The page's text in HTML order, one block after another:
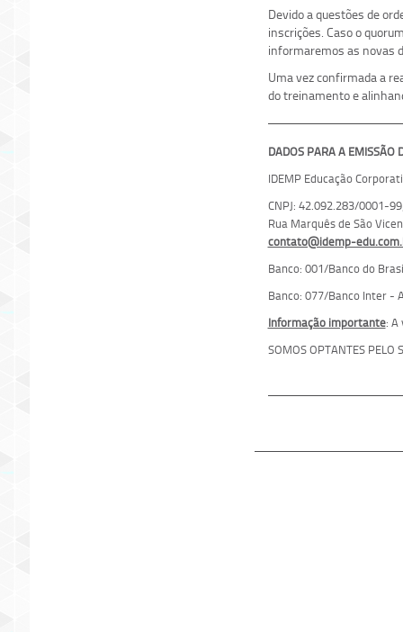
Devido a questões de
inscrições. Caso o
informaremos as novas
Uma vez confirmada a
do treinamento e
DADOS PARA A
IDEMP Educação
CNPJ: 42.092.283/0001-
Rua Marquês de São
contato@idemp-
Banco: 001/Banco do
Banco: 077/Banco Inter -
Informação importante: A
SOMOS OPTANTES PELO